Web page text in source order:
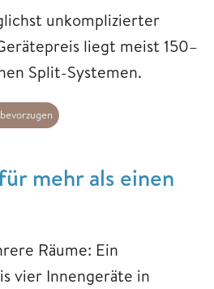
unkomplizierter
liegt meist 150–
Split-Systemen.
mehr als einen
Räume: Ein
vier Innengeräte in